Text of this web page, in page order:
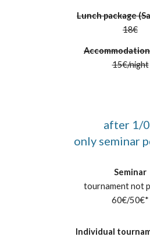
Lunch package
18€
Accommodation
15€/night
after 1/
only seminar
Seminar
tournament not
60€/50€*
Individual